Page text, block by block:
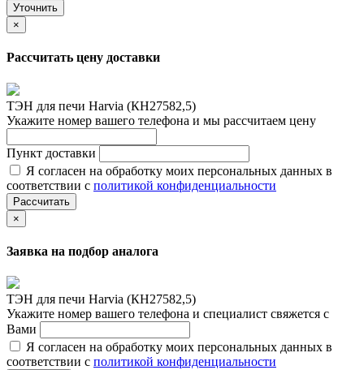
Уточнить
×
Рассчитать цену доставки
ТЭН для печи Harvia (КН27582,5)
Укажите номер вашего телефона и мы рассчитаем цену
Пункт доставки
Я согласен на обработку моих персональных данных в
соответствии с политикой конфиденциальности
Рассчитать
×
Заявка на подбор аналога
ТЭН для печи Harvia (КН27582,5)
Укажите номер вашего телефона и специалист свяжется с
Вами
Я согласен на обработку моих персональных данных в
соответствии с политикой конфиденциальности